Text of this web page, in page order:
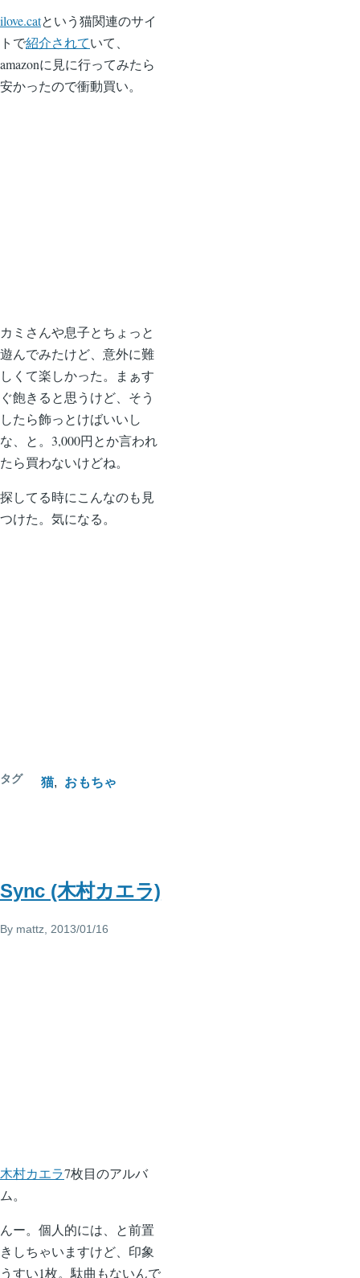
ilove.catという猫関連のサイ
トで紹介されていて、
amazonに見に行ってみたら
安かったので衝動買い。
カミさんや息子とちょっと
遊んでみたけど、意外に難
しくて楽しかった。まぁす
ぐ飽きると思うけど、そう
したら飾っとけばいいし
な、と。3,000円とか言われ
たら買わないけどね。
探してる時にこんなのも見
つけた。気になる。
タグ 猫 おもちゃ
Sync (木村カエラ)
By mattz , 2013/01/16
木村カエラ7枚目のアルバ
ム。
んー。個人的には、と前置
きしちゃいますけど、印象
うすい1枚。駄曲もないんで